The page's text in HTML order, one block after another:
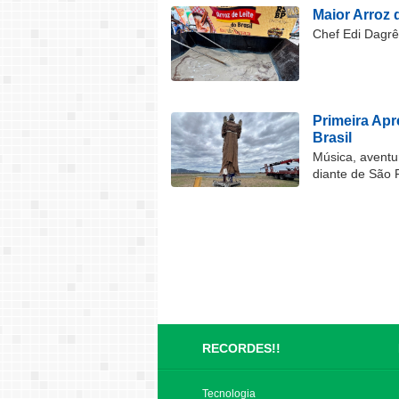
Maior Arroz
Chef Edi
Primeira
Brasil
Música,
diante de São
RECORDES!!
Tecnologia